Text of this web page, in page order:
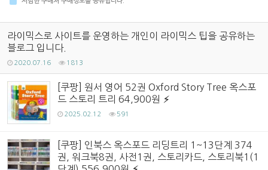
라이믹스로 사이트를 운영하는 개인이 라이믹스 팁을 공유하는
블로그 입니다.
2020.07.16 1813
[쿠팡] 원서 영어 52권 Oxford Story Tree 옥스포
드 스토리 트리 64,900원
2025.02.12 591
[쿠팡] 인북스 옥스포드 리딩트리 1~13단계 374
권, 워크북8권, 사전1권, 스토리카드, 스토리북1(1